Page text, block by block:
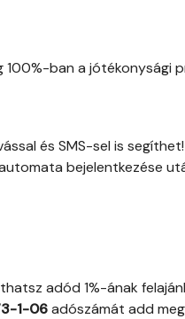
ban a jótékonysági
és SMS-sel is segíthet!
bejelentkezése
adód 1%-ának
1-06adószámát add